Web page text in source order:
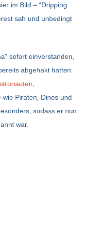
im Bild – “Dripping
sah und unbedingt
sofort einverstanden,
abgehakt hatten:
wie Piraten, Dinos und
sodass er nun
war.